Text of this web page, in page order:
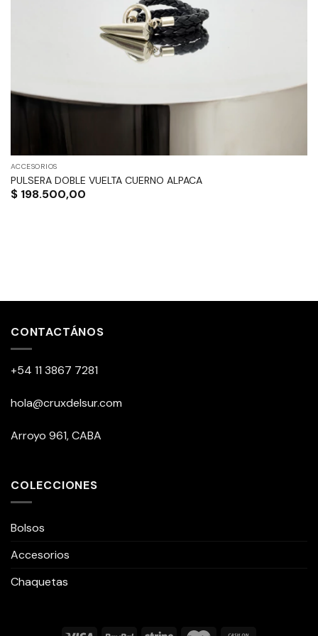
ACCESORIOS
PULSERA DOBLE VUELTA CUERNO ALPACA
$198.500,00
CONTACTÁNOS
+54 11 3867 7281
hola@cruxdelsur.com
Arroyo 961, CABA
COLECCIONES
Bolsos
Accesorios
Chaquetas